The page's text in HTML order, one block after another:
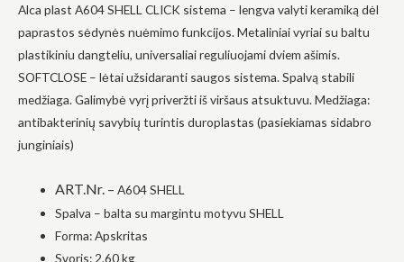
Alca plast A604 SHELL CLICK sistema – lengva valyti keramiką dėl
paprastos sėdynės nuėmimo funkcijos. Metaliniai vyriai su baltu
plastikiniu dangteliu, universaliai reguliuojami dviem ašimis.
SOFTCLOSE – lėtai užsidaranti saugos sistema. Spalvą stabili
medžiaga. Galimybė vyrį priveržti iš viršaus atsuktuvu. Medžiaga:
antibakterinių savybių turintis duroplastas (pasiekiamas sidabro
junginiais)
ART.Nr. –A604 SHELL
Spalva – balta su margintu motyvu SHELL
Forma: Apskritas
Svoris: 2,60 kg
svetainės
ir struktūrą,
atsižvelgdami
į tai, kaip
svetainė yra
naudojama.
svetainė
veiktų kuo
geriau jūsų
apsilankymo
metu. Jei